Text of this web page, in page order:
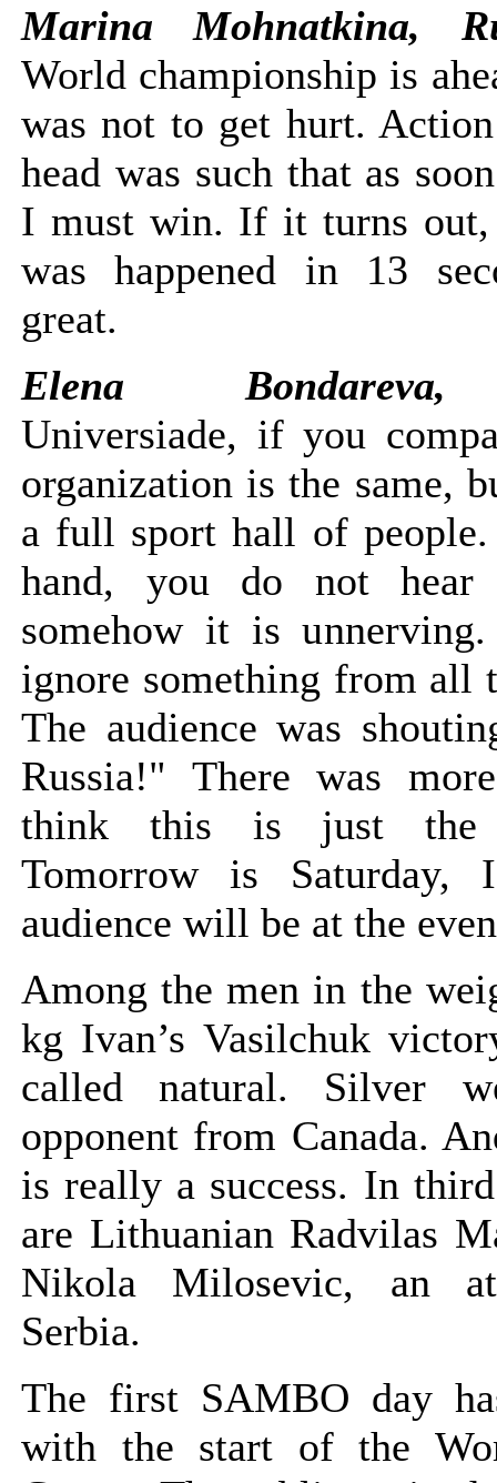
Marina Mohnatkina,
World championship is
was not to get hurt.
head was such that as
I must win. If it turns
was happened in 13
great.
Elena
Universiade, if you
organization is the same,
a full sport hall of people.
hand, you do not hear
somehow it is
ignore something from all
The audience was
Russia!" There was
think this is just the
Tomorrow is
audience will be at the
Among the men in the
kg Ivan’s Vasilchuk
called natural. Silver
opponent from Canada.
is really a success. In
are Lithuanian Radvilas
Nikola Milosevic, an
Serbia.
The first SAMBO day
with the start of the